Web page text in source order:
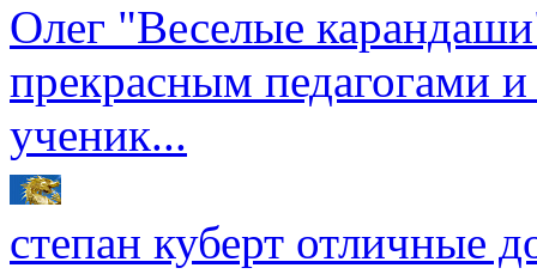
Олег "Веселые
прекрасным педагогами
ученик...
степан куберт отличные